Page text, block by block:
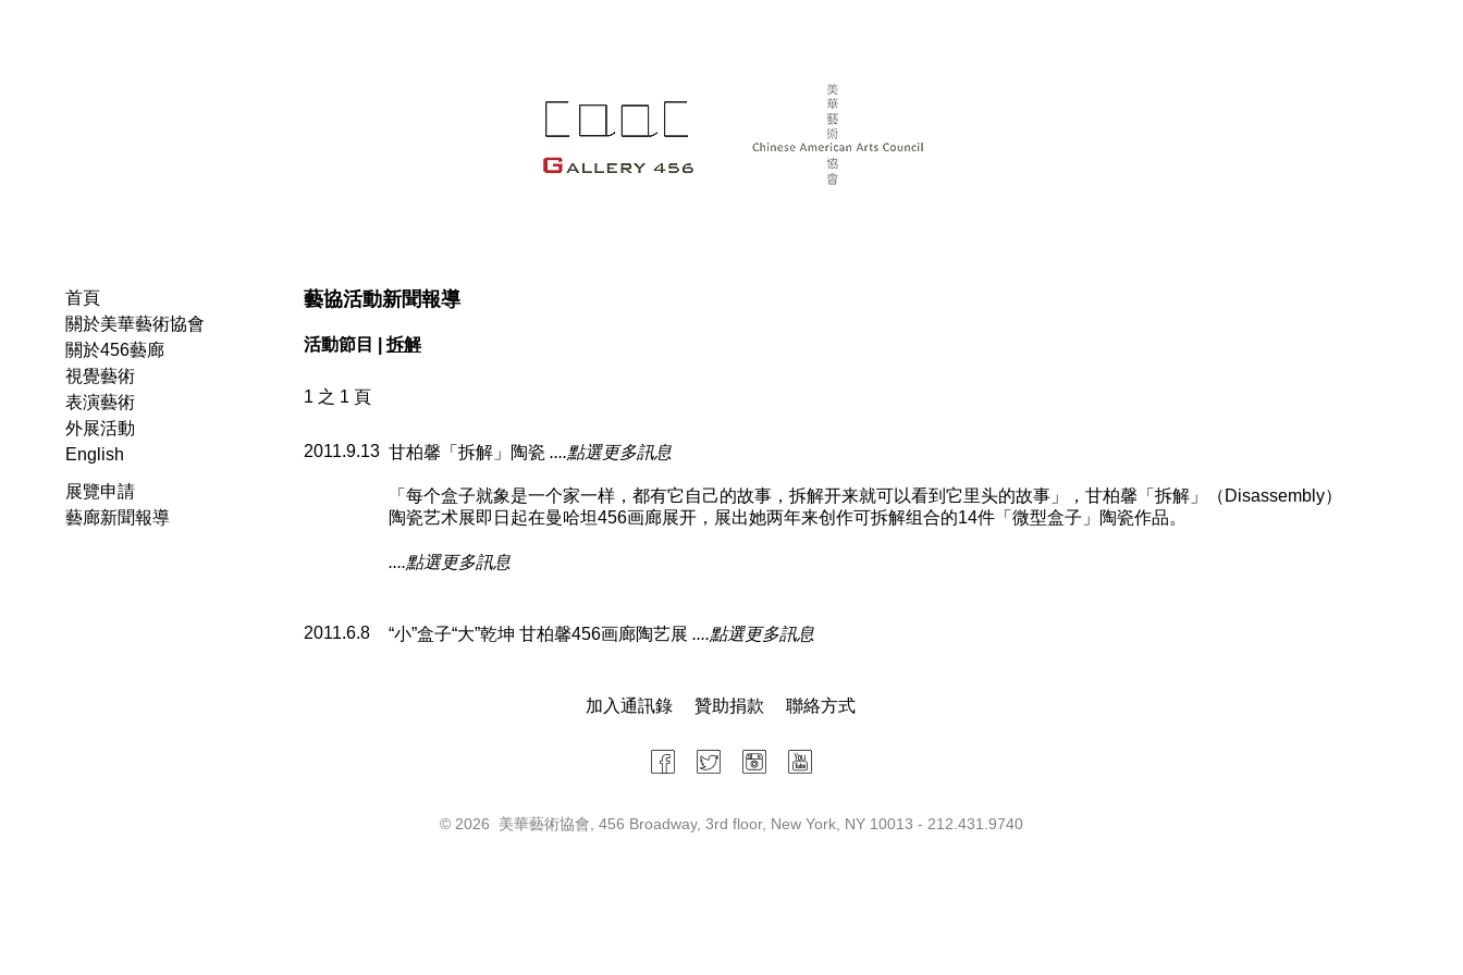
藝協活動新聞報導
活動節目 | 拆解
1 之 1 頁
2011.9.13 甘柏馨「拆解」陶瓷 ....點選更多訊息
「每个盒子就象是一个家一样，都有它自己的故事，拆解开来就可以看到它里头的故事」，甘柏馨「拆解」（Disassembly）
陶瓷艺术展即日起在曼哈坦456画廊展开，展出她两年来创作可拆解组合的14件「微型盒子」陶瓷作品。
....點選更多訊息
2011.6.8 “小”盒子“大”乾坤 甘柏馨456画廊陶艺展 ....點選更多訊息
首頁
關於美華藝術協會
關於456藝廊
視覺藝術
表演藝術
外展活動
English
展覽申請
藝廊新聞報導
加入通訊錄 贊助捐款 聯絡方式
© 2026 美華藝術協會, 456 Broadway, 3rd floor, New York, NY 10013 - 212.431.9740